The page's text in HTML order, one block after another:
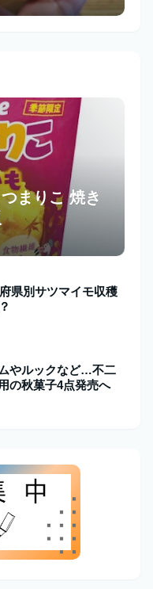
まりこ 焼き
県別サツマイモ収穫
やルックなど…不二
の秋菓子4点発売へ